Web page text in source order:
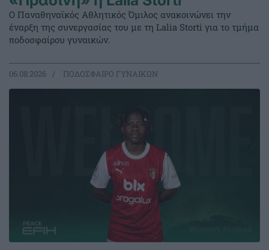
Ο Παναθηναϊκός Αθλητικός Όμιλος ανακοινώνει την
έναρξη της συνεργασίας του με τη Lalia Storti για το τμήμα
ποδοσφαίρου γυναικών.
06.08.2026 ΠΟΔΟΣΦΑΙΡΟ ΓΥΝΑΙΚΩΝ